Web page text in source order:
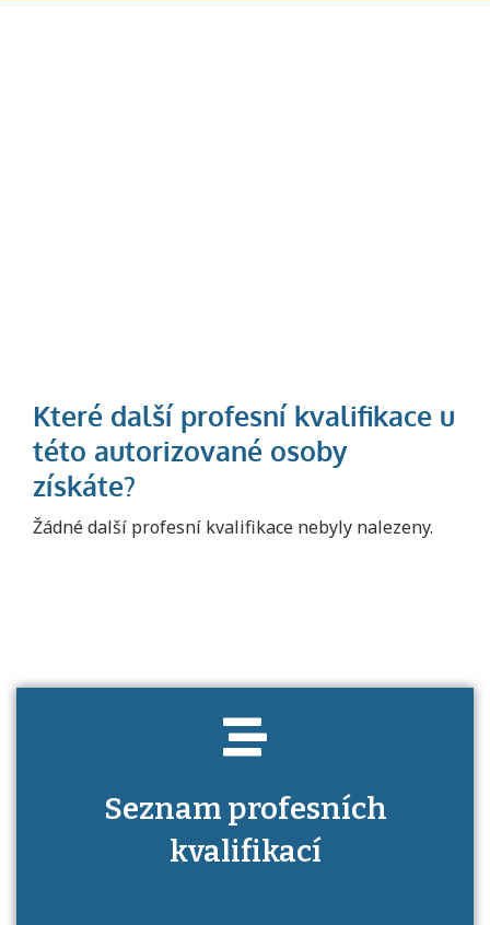
Žádné další profesní kvalifikace nebyly nalezeny.
Seznam profesních
kvalifikací
Projděte si seznam profesních kvalifikací.